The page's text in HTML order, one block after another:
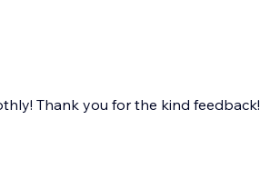
Thank you for the kind feedback!